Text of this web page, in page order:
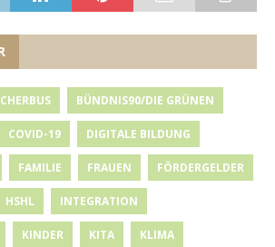
BÜNDNIS90/DIE GRÜNEN
COVID-19 DIGITALE BILDUNG
FAMILIE FRAUEN FÖRDERGELDER
HSHL INTEGRATION
KINDER KITA KLIMA